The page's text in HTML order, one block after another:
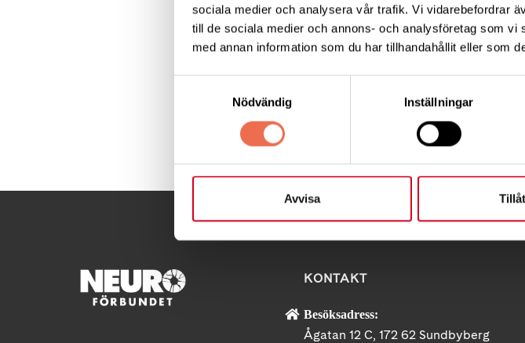
sociala medier och analysera vår trafik. Vi vidarebefordrar
till de sociala medier och annons- och analysföretag som
med annan information som du har tillhandahållit eller som
Nödvändig
Inställningar
Avvisa
Vårt arbete
Dela denna sida:
KONTAKT
Besöksadress:
Ågatan 12 C, 172 62 Sundbyberg